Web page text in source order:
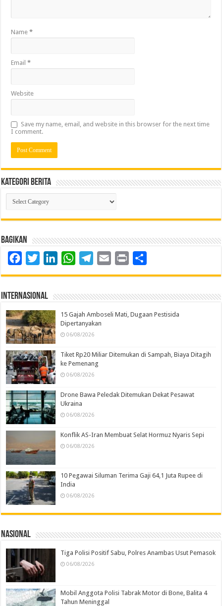
Name*
Email*
Website
Save my name, email, and website in this browser for the next time
I comment.
Kategori Berita
Kategori
Berita
Bagikan
FacebookTwitterLinkedInWhatsAppTelegram
Email Print
Internasional
15 Gajah Amboseli Mati, Dugaan Pestisida
Dipertanyakan
06/08/2026
Tiket Rp20 Miliar Ditemukan di Sampah, Biaya Ditagih
ke Pemenang
06/08/2026
Drone Bawa Peledak Ditemukan Dekat Pesawat
Ukraina
06/08/2026
Konflik AS-Iran Membuat Selat Hormuz Nyaris Sepi
06/08/2026
10 Pegawai Siluman Terima Gaji 64,1 Juta Rupee di
India
06/08/2026
Nasional
Tiga Polisi Positif Sabu, Polres Anambas Usut Pemasok
06/08/2026
Mobil Anggota Polisi Tabrak Motor di Bone, Balita 4
Tahun Meninggal